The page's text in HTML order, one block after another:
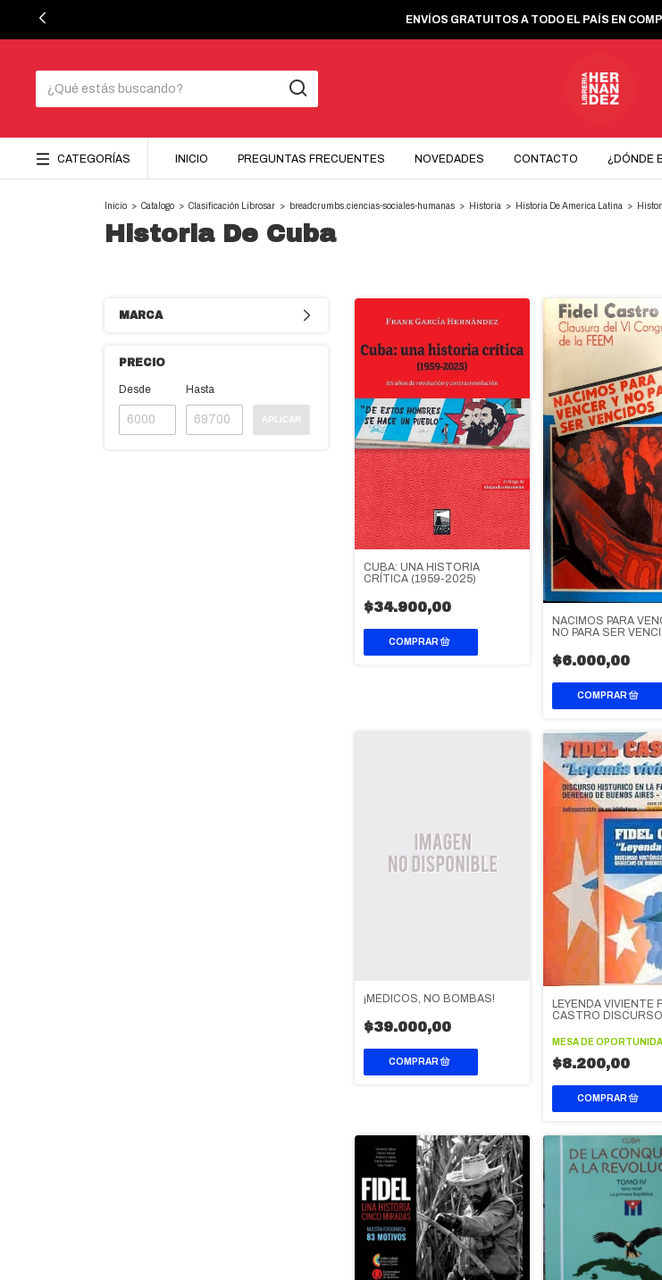
ENVÍOS GRATUITOS A TODO EL PAÍS EN
CATEGORÍAS INICIO PREGUNTAS FRECUENTES NOVEDADES CONTACTO ¿DÓNDE
Inicio > Catalogo > Clasificación Librosar > breadcrumbs.ciencias-sociales-humanas > Historia > Historia De America Latina >
Historia De Cuba
MARCA
PRECIO
Desde Hasta
APLICAR
CUBA: UNA HISTORIA
CRÍTICA (1959-2025)
$34.900,00
NACIMOS PARA
NO PARA SER
$6.000,00
¡MÉDICOS, NO BOMBAS!
$39.000,00
LEYENDA VIVIENTE
CASTRO DISCURSO
MESA DE
$8.200,00